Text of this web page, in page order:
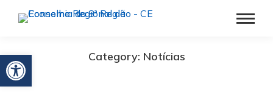
Barra de Ferramentas Aberta Category: Notícias